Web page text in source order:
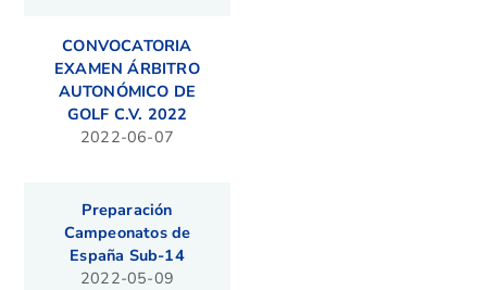
CONVOCATORIA
EXAMEN ÁRBITRO
AUTONÓMICO DE
GOLF C.V. 2022
2022-06-07
Preparación
Campeonatos de
España Sub-14
2022-05-09